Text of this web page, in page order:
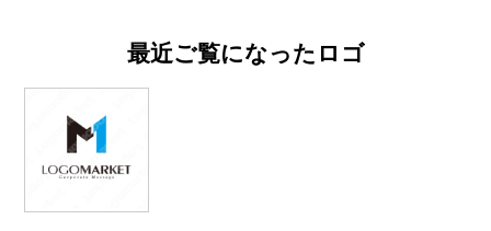
最近ご覧になったロゴ